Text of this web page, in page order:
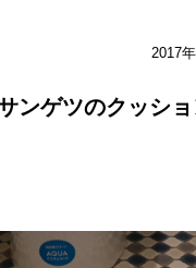
2017
ンゲツのクッシ